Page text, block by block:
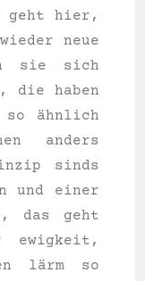
geht hier,
neue
sie sich
die haben
so ähnlich
anders
sinds
und einer
das geht
ewig­keit,
lärm so